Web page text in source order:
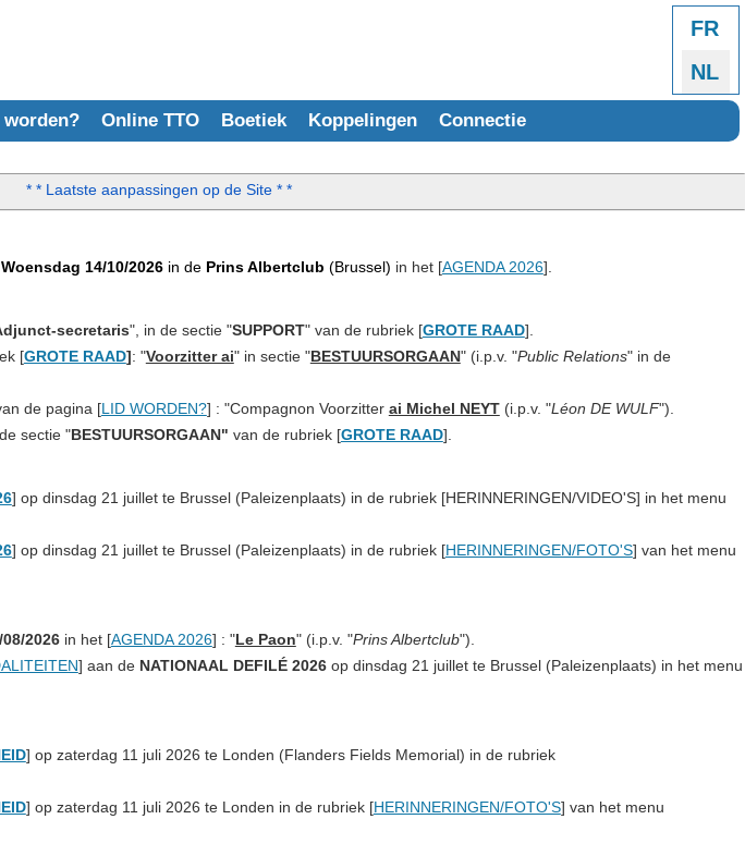
FR
NL
worden? Online TTO Boetiek Koppelingen Connectie
* * Laatste aanpassingen op de Site * *
Woensdag 14/10/2026in de Prins Albertclub (Brussel) in het [AGENDA 2026].
secretaris", in de sectie "SUPPORT" van de rubriek [GROTE RAAD].
[GROTE RAAD]: "Voorzitter ai" in sectie "BESTUURSORGAAN" (i.p.v. "Public Relations" in de
de pagina [LID WORDEN?] : "Compagnon Voorzitter ai Michel NEYT(i.p.v. "Léon DE WULF").
sectie "BESTUURSORGAAN" van de rubriek [GROTE RAAD].
] op dinsdag 21 juillet te Brussel (Paleizenplaats) in de rubriek [HERINNERINGEN/VIDEO'S] in het menu
] op dinsdag 21 juillet te Brussel (Paleizenplaats) in de rubriek [HERINNERINGEN/FOTO'S] van het menu
2026in het [AGENDA 2026] : "Le Paon" (i.p.v. "Prins Albertclub").
] aan de NATIONAAL DEFILÉ 2026op dinsdag 21 juillet te Brussel (Paleizenplaats) in het menu
] op zaterdag 11 juli 2026 te Londen (Flanders Fields Memorial) in de rubriek
] op zaterdag 11 juli 2026 te Londen in de rubriek [HERINNERINGEN/FOTO'S] van het menu